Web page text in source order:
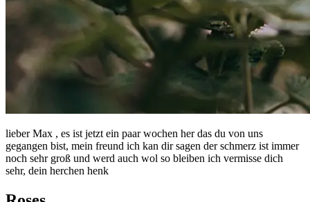
lieber Max , es ist jetzt ein paar wochen her das du von uns
gegangen bist, mein freund ich kan dir sagen der schmerz ist immer
noch sehr groß und werd auch wol so bleiben ich vermisse dich
sehr, dein herchen henk